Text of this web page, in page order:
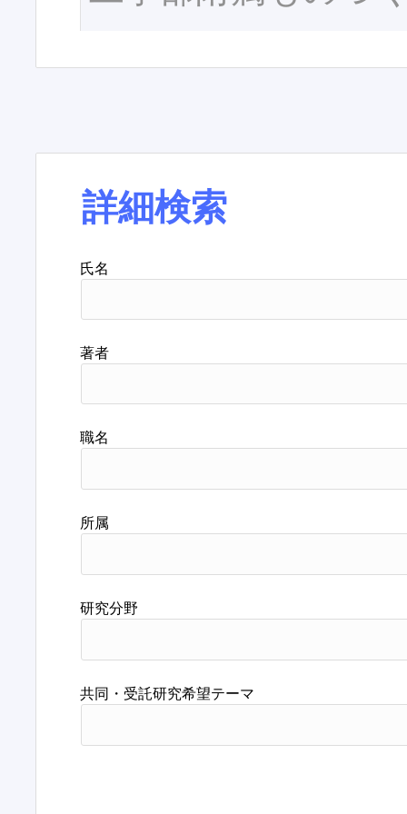
詳細検索
氏名
著者
職名
所属
研究分野
共同・受託研究希望テーマ